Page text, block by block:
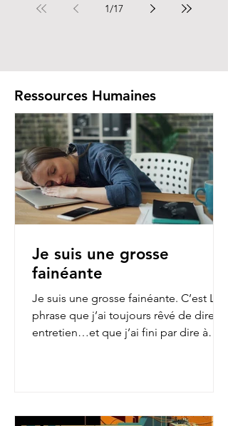
1/17
Ressources Humaines
Je suis une grosse
fainéante
Je suis une grosse fainéante. C’est LA
phrase que j’ai toujours rêvé de dire en
entretien…et que j’ai fini par dire à